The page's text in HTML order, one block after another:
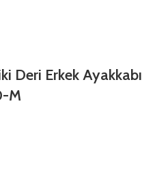
Deri Erkek Ayakkabı
M